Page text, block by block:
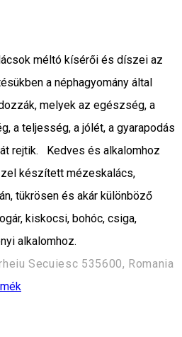
méltó kísérői és díszei az
a néphagyomány által
melyek az egészség, a
a teljesség, a jólét, a gyarapodás
rejtik. Kedves és alkalomhoz
készített mézeskalács,
tükrösen és akár különböző
kiskocsi, bohóc, csiga,
alkalomhoz.
Secuiesc 535600, Romania